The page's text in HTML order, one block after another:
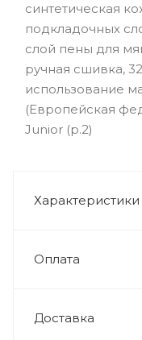
синтетическая
подкладочных
слой пены для
ручная сшивка,
использование
(Европейская
Junior (р.2)
Характеристики
Оплата
Доставка